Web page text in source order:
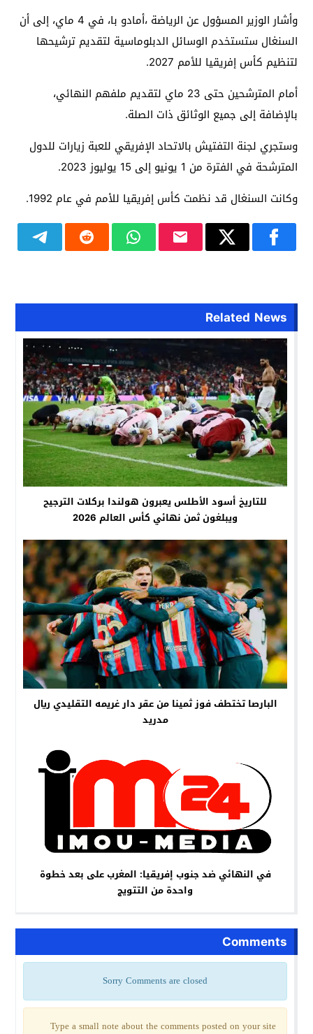
وأشار الوزير المسؤول عن الرياضة ،أمادو با، في 4 ماي، إلى أن
السنغال ستستخدم الوسائل الدبلوماسية لتقديم ترشيحها
لتنظيم كأس إفريقيا للأمم 2027.
أمام المترشحين حتى 23 ماي لتقديم ملفهم النهائي،
بالإضافة إلى جميع الوثائق ذات الصلة.
وستجري لجنة التفتيش بالاتحاد الإفريقي للعبة زيارات للدول
المترشحة في الفترة من 1 يونيو إلى 15 يوليوز 2023.
وكانت السنغال قد نظمت كأس إفريقيا للأمم في عام 1992.
Related News
للتاريخ أسود الأطلس يعبرون هولندا بركلات الترجيح
ويبلغون ثمن نهائي كأس العالم 2026
البارصا تختطف فوز ثمينا من عقر دار غريمه التقليدي ريال
مدريد
في النهائي ضد جنوب إفريقيا: المغرب على بعد خطوة
واحدة من التتويج
Comments
Sorry Comments are closed
Type a small note about the comments posted on your site